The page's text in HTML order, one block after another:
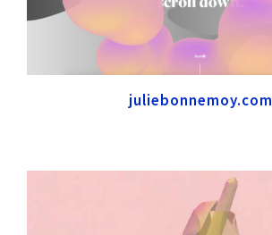
juliebonnemoy.com